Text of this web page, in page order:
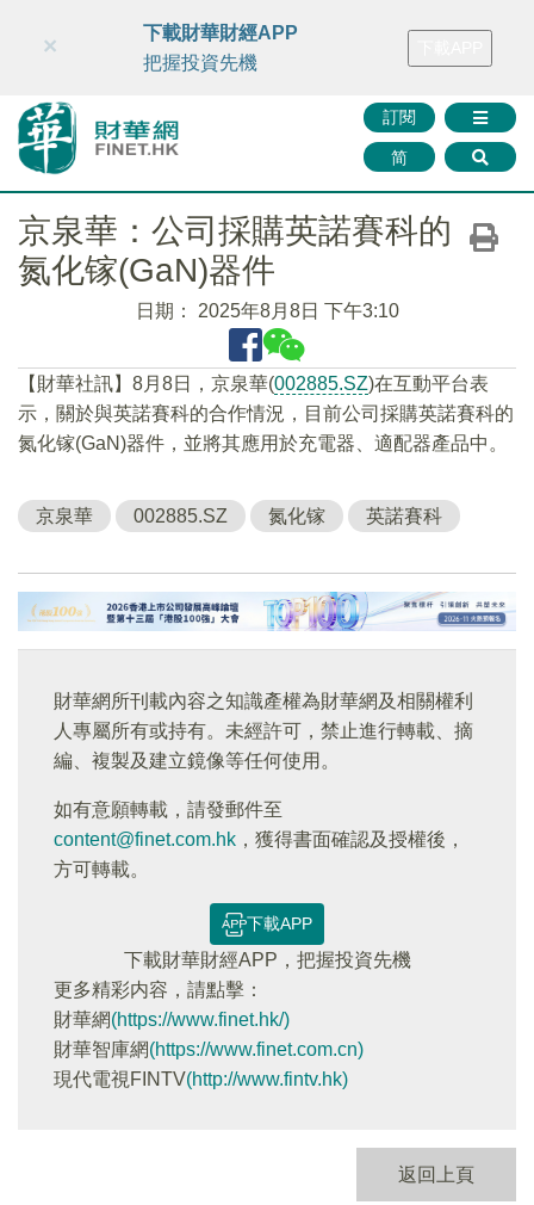
財華智庫網 FINTV FINMETA 財華證券 媒體矩陣
訂閱
简
×
下載財華財經APP
把握投資先機
京泉華：公司採購英諾賽科的
氮化镓(GaN)器件
日期： 2025年8月8日 下午3:10
【財華社訊】8月8日，京泉華(002885.SZ)在互動平台表
示，關於與英諾賽科的合作情況，目前公司採購英諾賽科的
氮化镓(GaN)器件，並將其應用於充電器、適配器產品中。
京泉華 002885.SZ 氮化镓 英諾賽科
財華網所刊載內容之知識產權為財華網及相關權利
人專屬所有或持有。未經許可，禁止進行轉載、摘
編、複製及建立鏡像等任何使用。
如有意願轉載，請發郵件至
content@finet.com.hk ，獲得書面確認及授權後，
方可轉載。
下載APP
下載財華財經APP，把握投資先機
更多精彩内容，請點擊：
財華網(https://www.finet.hk/)
財華智庫網(https://www.finet.com.cn)
現代電視FINTV(http://www.fintv.hk)
返回上頁